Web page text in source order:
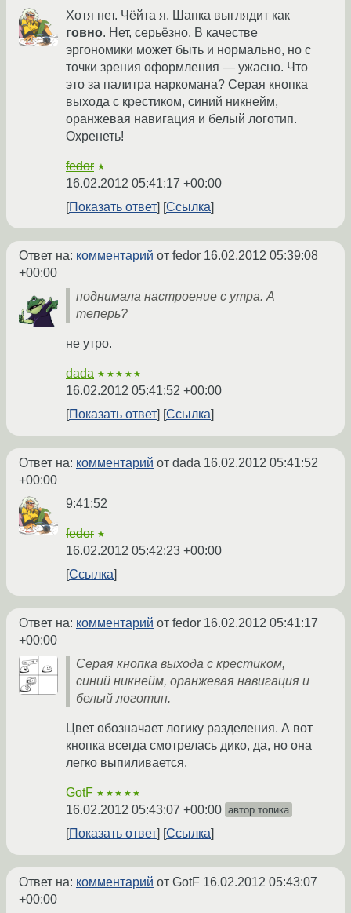
Хотя нет. Чёйта я. Шапка выглядит как
говно. Нет, серьёзно. В качестве
эргономики может быть и нормально, но с
точки зрения оформления — ужасно. Что
это за палитра наркомана? Серая кнопка
выхода с крестиком, синий никнейм,
оранжевая навигация и белый логотип.
Охренеть!
fedor ★
16.02.2012 05:41:17 +00:00
Показать ответ
Ссылка
Ответ на: комментарий от fedor 16.02.2012 05:39:08
+00:00
поднимала настроение с утра. А
теперь?
не утро.
dada ★★★★★
16.02.2012 05:41:52 +00:00
Показать ответ
Ссылка
Ответ на: комментарий от dada 16.02.2012 05:41:52
+00:00
9:41:52
fedor ★
16.02.2012 05:42:23 +00:00
Ссылка
Ответ на: комментарий от fedor 16.02.2012 05:41:17
+00:00
Серая кнопка выхода с крестиком,
синий никнейм, оранжевая навигация и
белый логотип.
Цвет обозначает логику разделения. А вот
кнопка всегда смотрелась дико, да, но она
легко выпиливается.
GotF ★★★★★
16.02.2012 05:43:07 +00:00 автор топика
Показать ответ Ссылка
Ответ на: комментарий от GotF 16.02.2012 05:43:07
+00:00